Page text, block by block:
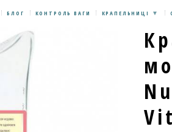
БЛОГ КОНТРОЛЬ ВАГИ КРАПЕЛЬНИЦІ